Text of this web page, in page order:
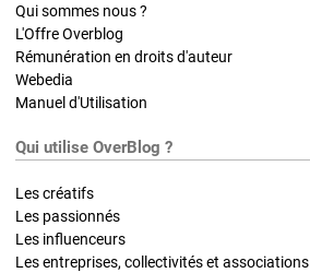
Qui sommes nous ?
L'Offre Overblog
Rémunération en droits d'auteur
Webedia
Manuel d'Utilisation
Qui utilise OverBlog ?
Les créatifs
Les passionnés
Les influenceurs
Les entreprises, collectivités et associations